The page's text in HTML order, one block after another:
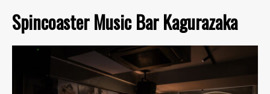
Spincoaster Music Bar Kagurazaka